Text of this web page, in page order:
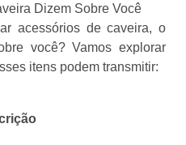
Dizem Sobre Você
acessórios de caveira, o
você? Vamos explorar
itens podem transmitir: